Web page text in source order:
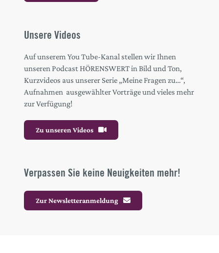
Unsere Videos
Auf unserem You Tube-Kanal stellen wir Ihnen
unseren Podcast HÖRENSWERT in Bild und Ton,
Kurzvideos aus unserer Serie „Meine Fragen zu…“,
Aufnahmen ausgewählter Vorträge und vieles mehr
zur Verfügung!
Zu unseren Videos
Verpassen Sie keine Neuigkeiten mehr!
Zur Newsletteranmeldung